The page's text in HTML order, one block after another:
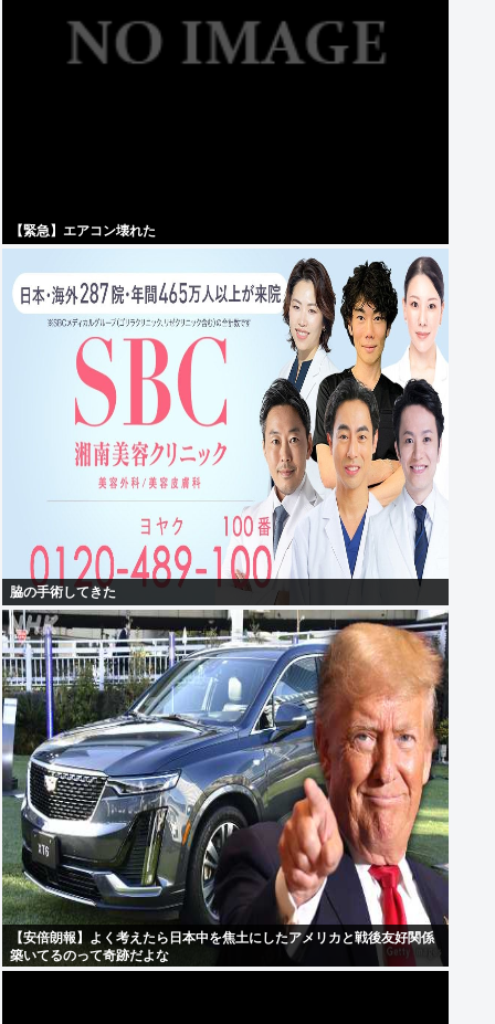
【緊急】エアコン壊れた
脇の手術してきた
【安倍朗報】よく考えたら日本中を焦土にしたアメリカと戦後友好関係
築いてるのって奇跡だよな